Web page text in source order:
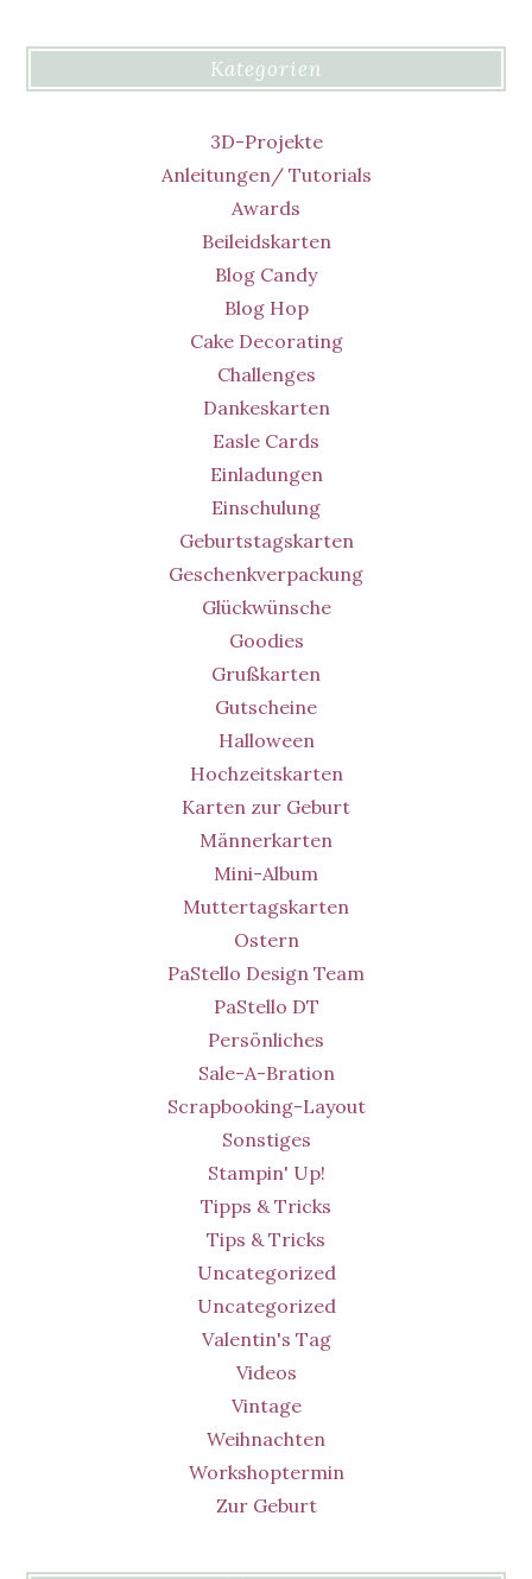
Kategorien
3D-Projekte
Anleitungen/ Tutorials
Awards
Beileidskarten
Blog Candy
Blog Hop
Cake Decorating
Challenges
Dankeskarten
Easle Cards
Einladungen
Einschulung
Geburtstagskarten
Geschenkverpackung
Glückwünsche
Goodies
Grußkarten
Gutscheine
Halloween
Hochzeitskarten
Karten zur Geburt
Männerkarten
Mini-Album
Muttertagskarten
Ostern
PaStello Design Team
PaStello DT
Persönliches
Sale-A-Bration
Scrapbooking-Layout
Sonstiges
Stampin' Up!
Tipps & Tricks
Tips & Tricks
Uncategorized
Uncategorized
Valentin's Tag
Videos
Vintage
Weihnachten
Workshoptermin
Zur Geburt